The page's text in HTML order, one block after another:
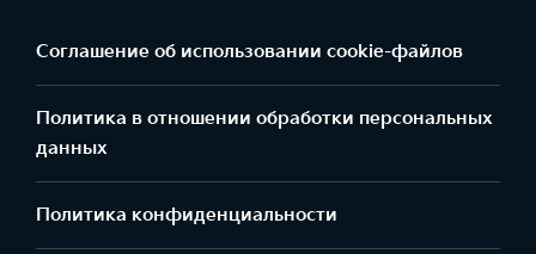
Соглашение об использовании cookie-файлов
Политика в отношении обработки персональных
данных
Политика конфиденциальности